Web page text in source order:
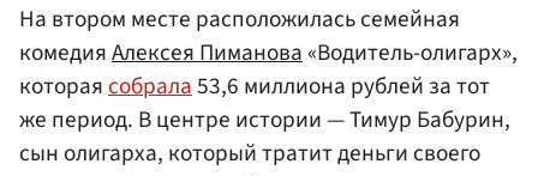
На втором месте расположилась семейная
комедияАлексея Пиманова«Водитель-олигарх»,
которая собрала53,6 миллиона рублей за тот
же период. В центре истории — Тимур Бабурин,
сын олигарха, который тратит деньги своего